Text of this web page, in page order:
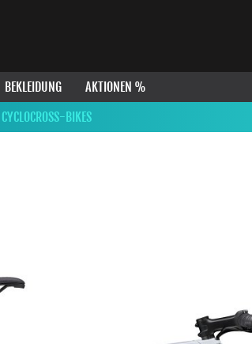
BEKLEIDUNG
AKTIONEN %
BIKES